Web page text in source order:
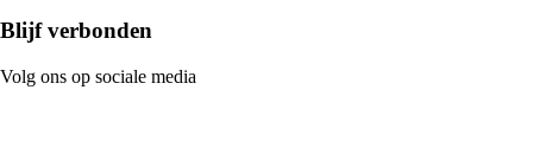
Blijf verbonden
Volg ons op sociale media